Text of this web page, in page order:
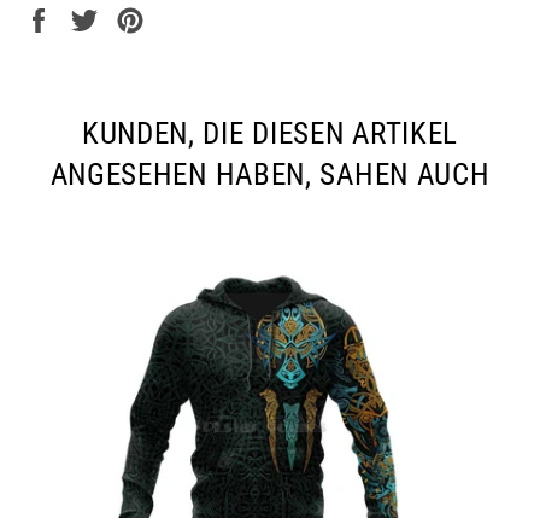
Auf
Auf
KUNDEN, DIE DIESEN ARTIKEL
ANGESEHEN HABEN, SAHEN AUCH